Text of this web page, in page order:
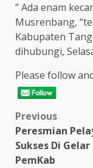
” Ada enam
Musrenbang,
Kabupaten
dihubungi,
Please follow
Post
Previous
Peresmian
Sukses Di
PemKab